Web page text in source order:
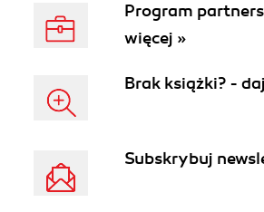
Program
więcej »
Brak książki? -
Subskrybuj